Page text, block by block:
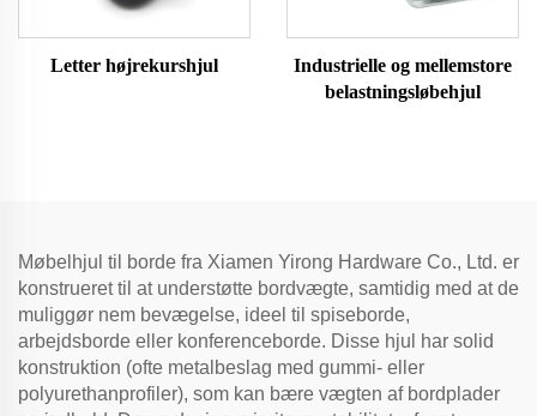
Letter højrekurshjul
Industrielle og mellemstore
belastningsløbehjul
Møbelhjul til borde fra Xiamen Yirong Hardware Co., Ltd. er
konstrueret til at understøtte bordvægte, samtidig med at de
muliggør nem bevægelse, ideel til spiseborde,
arbejdsborde eller konferenceborde. Disse hjul har solid
konstruktion (ofte metalbeslag med gummi- eller
polyurethanprofiler), som kan bære vægten af bordplader